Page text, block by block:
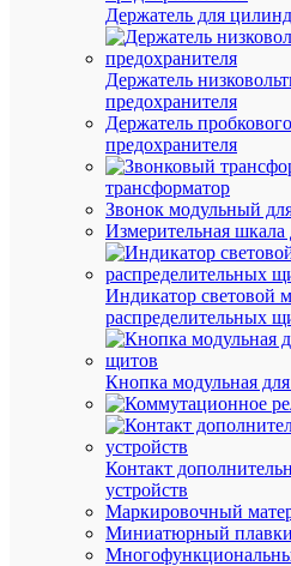
Держатель для
Держатель
предохранителя
Держатель
предохранителя
трансформатор
Звонок модульный
Измерительная шкала
Индикатор световой
распределительных
Кнопка модульная
Контакт
устройств
Маркировочный
Миниатюрный